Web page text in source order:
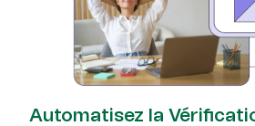
Automatisez la